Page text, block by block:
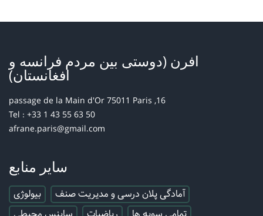
افرن (دوستی بین مردم فرانسه و
افغانستان)
16, passage de la Main d'Or 75011 Paris
Tel : +33 1 43 55 63 50
afrane.paris@gmail.com
سایر منابع
آمادگی پلان درسی و مدیریت صنف
بیولوژی